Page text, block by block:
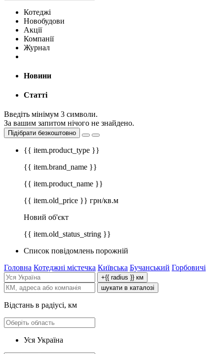
Котеджі
Новобудови
Акції
Компанії
Журнал
Новини
Статті
Введіть мінімум 3 символи.
За вашим запитом нічого не знайдено.
Підібрати безкоштовно
{{ item.product_type }}
{{ item.brand_name }}
{{ item.product_name }}
{{ item.old_price }} грн/кв.м
Новий об'єкт
{{ item.old_status_string }}
Список повідомлень порожній
Головна Котеджні містечка Київська Бучанський Горбовичі
+{{ radius }} км
шукати в каталозі
Відстань в радіусі, км
Уся Україна